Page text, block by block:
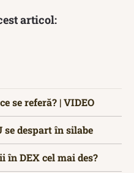
articol:
se referă? | VIDEO
se despart în silabe
în DEX cel mai des?